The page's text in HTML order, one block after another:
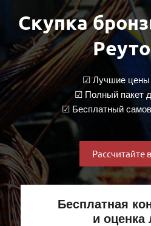
Скупка
☑ Лучшие цены
☑ Полный пакет
☑ Бесплатный
Рассчитайте
Бесплатная
и оценка